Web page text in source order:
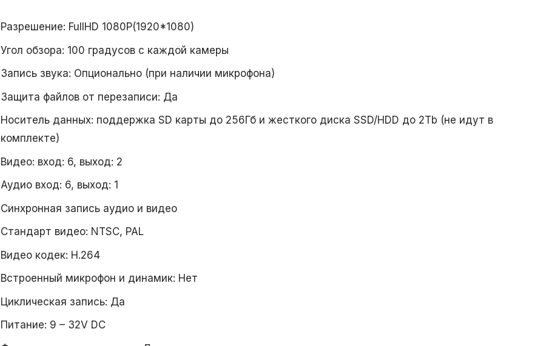
Разрешение: FullHD 1080P(1920*1080)
Угол обзора: 100 градусов с каждой камеры
Запись звука: Опционально (при наличии микрофона)
Защита файлов от перезаписи: Да
Носитель данных: поддержка SD карты до 256Гб и жесткого диска SSD/HDD до 2Tb (не идут в
комплекте)
Видео: вход: 6, выход: 2
Аудио вход: 6, выход: 1
Синхронная запись аудио и видео
Стандарт видео: NTSC, PAL
Видео кодек: H.264
Встроенный микрофон и динамик: Нет
Циклическая запись: Да
Питание: 9 – 32V DC